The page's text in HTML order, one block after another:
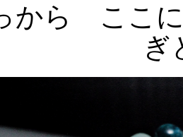
から ここ
ぎ